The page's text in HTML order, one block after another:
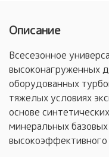
Описание
Всесезонное
высоконагруженных
оборудованных
тяжелых условиях
основе
минеральных
высокоэффективного